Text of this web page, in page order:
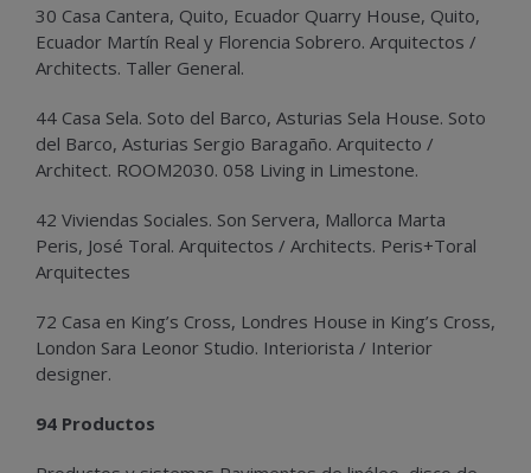
30 Casa Cantera, Quito, Ecuador Quarry House, Quito,
Ecuador Martín Real y Florencia Sobrero. Arquitectos /
Architects. Taller General.
44 Casa Sela. Soto del Barco, Asturias Sela House. Soto
del Barco, Asturias Sergio Baragaño. Arquitecto /
Architect. ROOM2030. 058 Living in Limestone.
42 Viviendas Sociales. Son Servera, Mallorca Marta
Peris, José Toral. Arquitectos / Architects. Peris+Toral
Arquitectes
72 Casa en King’s Cross, Londres House in King’s Cross,
London Sara Leonor Studio. Interiorista / Interior
designer.
94 Productos